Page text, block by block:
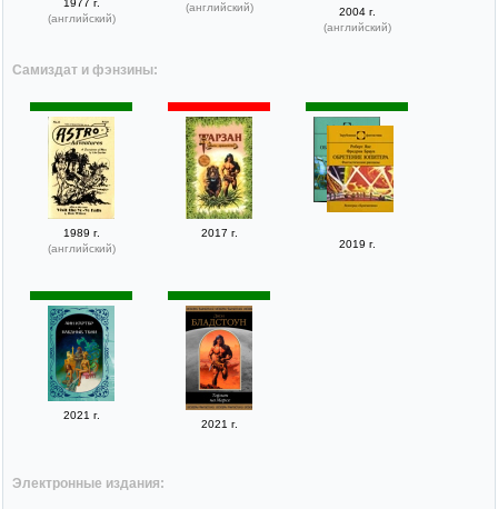
1977 г.
(английский)
(английский)
2004 г.
(английский)
Самиздат и фэнзины:
1989 г.
(английский)
2017 г.
2019 г.
2021 г.
2021 г.
Электронные издания: